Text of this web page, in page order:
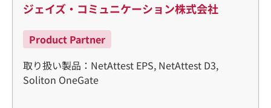
ジェイズ・コミュニケーション株式会社
Product Partner
取り扱い製品：NetAttest EPS, NetAttest D3,
Soliton OneGate